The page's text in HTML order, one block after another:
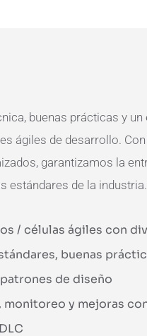
buenas prácticas y
ágiles de desarrollo.
garantizamos la
estándares de la industria.
/ células ágiles con
buenas
de diseño
monitoreo y mejoras